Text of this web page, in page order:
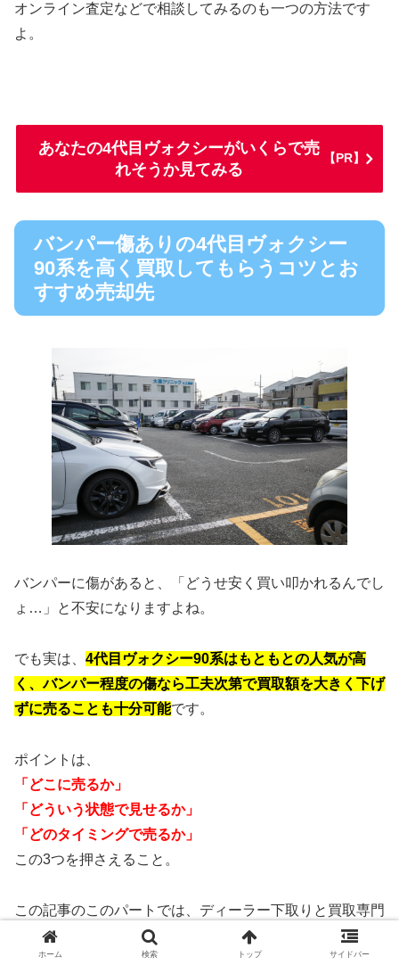
オンライン査定などで相談してみるのも一つの方法です
よ。
あなたの4代目ヴォクシーがいくらで売
れそうか見てみる
【PR】
バンパー傷ありの4代目ヴォクシー
90系を高く買取してもらうコツとお
すすめ売却先
バンパーに傷があると、「どうせ安く買い叩かれるんでし
ょ…」と不安になりますよね。
でも実は、 4代目ヴォクシー90系はもともとの人気が高
く、バンパー程度の傷なら工夫次第で買取額を大きく下げ
ずに売ることも十分可能です。
ポイントは、
「どこに売るか」
「どういう状態で見せるか」
「どのタイミングで売るか」
この3つを押さえること。
この記事のこのパートでは、ディーラー下取りと買取専門
店の違いや、バンパー傷に強いお店の選び方、査定で評価
されやすいポイント、そして損しない売却タイミングま
ホーム 検索 トップ サイドバー